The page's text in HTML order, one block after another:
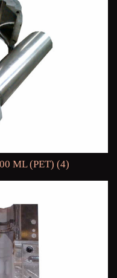
ML (PET) (4)